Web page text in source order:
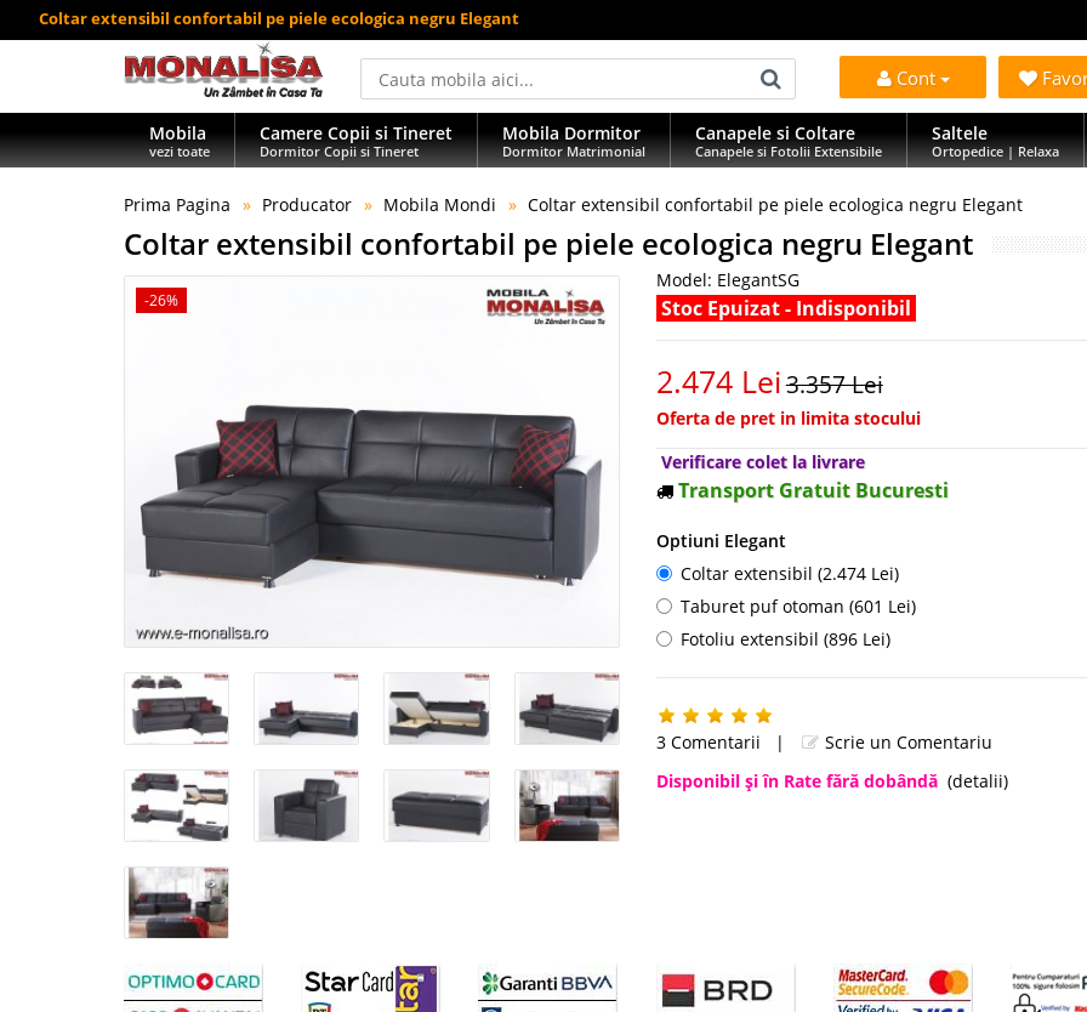
Coltar extensibil confortabil pe piele ecologica negru Elegant
Cont
Mobila
vezi toate
Camere Copii si Tineret
Dormitor Copii si Tineret
Mobila Dormitor
Dormitor Matrimonial
Canapele si Coltare
Canapele si Fotolii Extensibile
Saltele
Ortopedice | Relaxa
Prima Pagina Producator Mobila Mondi Coltar extensibil confortabil pe piele ecologica negru Elegant
Coltar extensibil confortabil pe piele ecologica negru Elegant
-26%
Model: ElegantSG
Stoc Epuizat - Indisponibil
2.474 Lei3.357 Lei
Oferta de pret in limita stocului
Verificare colet la livrare
Transport Gratuit Bucuresti
Optiuni Elegant
Coltar extensibil (2.474 Lei)
Taburet puf otoman (601 Lei)
Fotoliu extensibil (896 Lei)
3 Comentarii |
Scrie un Comentariu
Disponibil şi în Rate fără dobândă (detalii)